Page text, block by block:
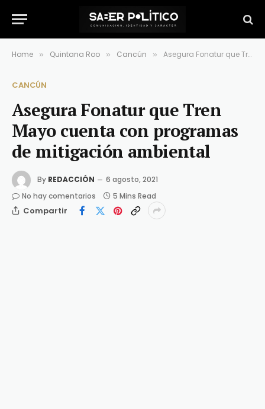
Home » Quintana Roo » Cancún » Asegura Fonatur que Tren Mayo cuenta con programas de mitigación ambiental
CANCÚN
Asegura Fonatur que Tren
Mayo cuenta con programas
de mitigación ambiental
By REDACCIÓN
6 agosto, 2021
No hay comentarios
5 Mins Read
Compartir